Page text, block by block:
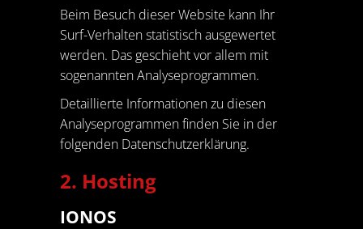
Beim Besuch dieser Website kann Ihr
Surf-Verhalten statistisch ausgewertet
werden. Das geschieht vor allem mit
sogenannten Analyseprogrammen.
Detaillierte Informationen zu diesen
Analyseprogrammen finden Sie in der
folgenden Datenschutzerklärung.
2. Hosting
IONOS